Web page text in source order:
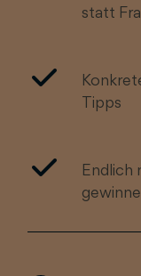
statt
Tipps
Endlich